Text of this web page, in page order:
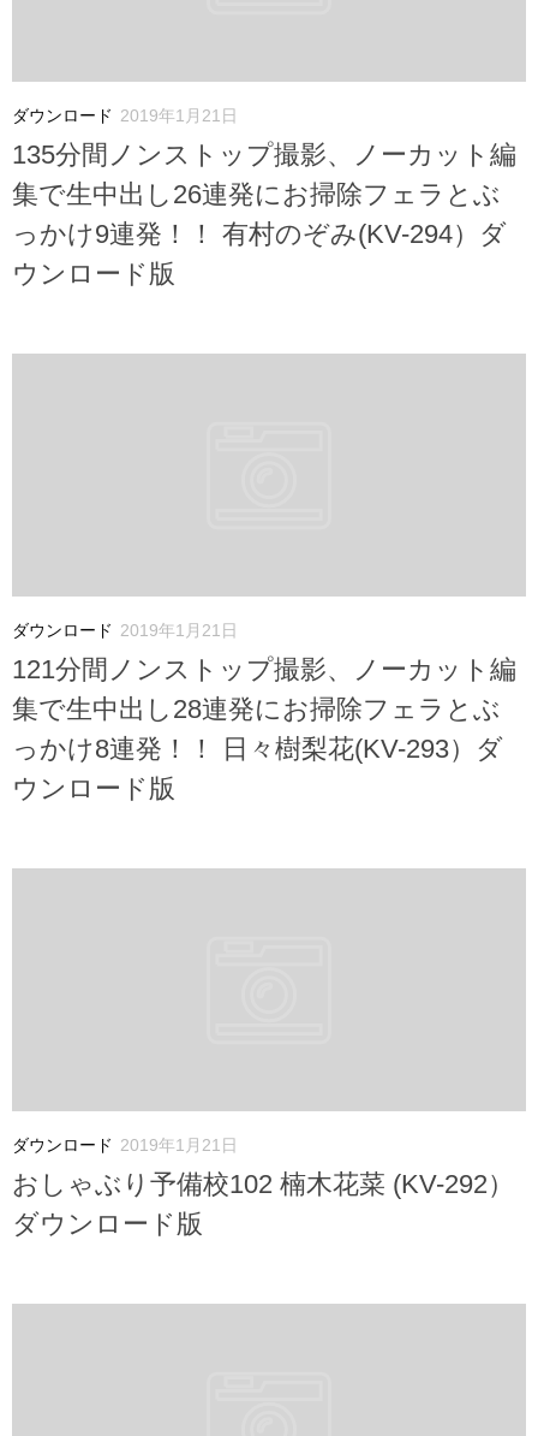
ダウンロード 2019年1月21日
135分間ノンストップ撮影、ノーカット編
集で生中出し26連発にお掃除フェラとぶ
っかけ9連発！！ 有村のぞみ(KV-294）ダ
ウンロード版
ダウンロード 2019年1月21日
121分間ノンストップ撮影、ノーカット編
集で生中出し28連発にお掃除フェラとぶ
っかけ8連発！！ 日々樹梨花(KV-293）ダ
ウンロード版
ダウンロード 2019年1月21日
おしゃぶり予備校102 楠木花菜 (KV-292）
ダウンロード版